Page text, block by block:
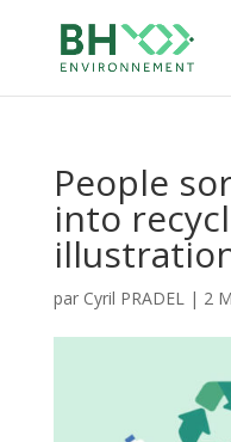
People
into
par Cyril PRADEL| 2